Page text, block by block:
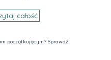
całość
początkującym? Sprawdź!